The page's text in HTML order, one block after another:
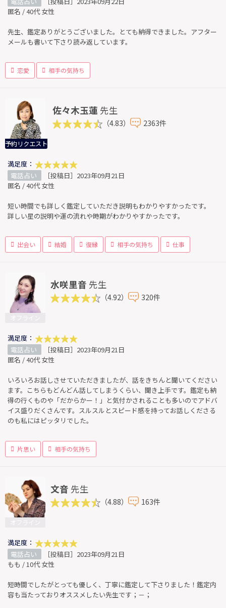
匿名 / 40代 女性
先生、鑑定ありがとうございました。とても納得できました。アフター
メールも書いて下さり読み返しています。
恋愛 相手の気持ち
予約リクエスト
佐々木玉蓮 先生
（4.83） 2363件
満足度：
電話占い
［投稿日］2023年09月21日
匿名 / 40代 女性
短い時間でも詳しく鑑定していただき説明もわかりやすかったです。
詳しい星の説明や運の流れや時期がわかりやすかったです。
出会い 結婚 復縁 相手の気持ち 仕事
水咲里音 先生
（4.92） 320件
満足度：
電話占い
［投稿日］2023年09月21日
匿名 / 40代 女性
いろいろお話しさせていただきましたが、話をきちんと聞いてください
ます。こちらもどんどん話してしまうくらい、聞き上手です。鑑定も納
得の行くものや「だからかー！」と気付かされることも多いのでアドバ
イス盛りだくさんです。スルスルとスピード感を持ってお話しくださる
のも私にはピッタリでした。
片思い 相手の気持ち
文音 先生
（4.88） 163件
満足度：
電話占い
［投稿日］2023年09月21日
もも / 10代 女性
短時間でしたがとっても優しく、丁寧に鑑定して下さりました！鑑定内
容も当たっておりオススメしたい先生です；－；